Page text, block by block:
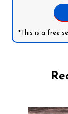
*This is a free